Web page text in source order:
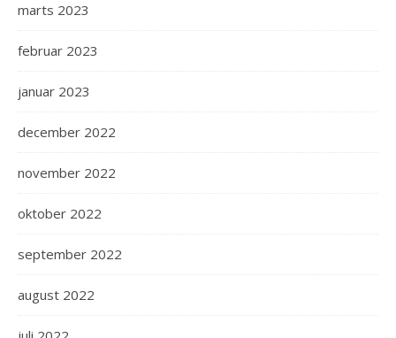
marts 2023
februar 2023
januar 2023
december 2022
november 2022
oktober 2022
september 2022
august 2022